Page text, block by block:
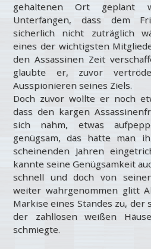
gehaltenen Ort geplant
Unterfangen, dass dem
sicherlich nicht zuträglich
eines der wichtigsten
den Assassinen Zeit
glaubte er, zuvor
Ausspionieren seines Ziels.
Doch zuvor wollte er noch
dass den kargen
sich nahm, etwas
genügsam, das hatte man
scheinenden Jahren
kannte seine Genügsamkeit
schnell und doch von
weiter wahrgenommen glitt
Markise eines Standes zu, der
der zahllosen weißen
schmiegte.